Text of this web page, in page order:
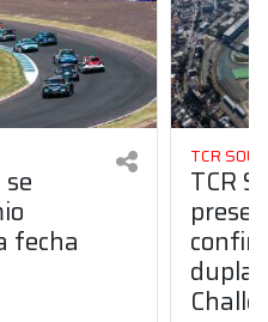
fecha
TCR
TCR